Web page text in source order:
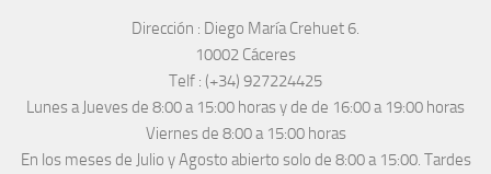
Dirección : Diego María Crehuet 6.
10002 Cáceres
Telf : (+34) 927224425
Lunes a Jueves de 8:00 a 15:00 horas y de de 16:00 a 19:00 horas
Viernes de 8:00 a 15:00 horas
En los meses de Julio y Agosto abierto solo de 8:00 a 15:00. Tardes